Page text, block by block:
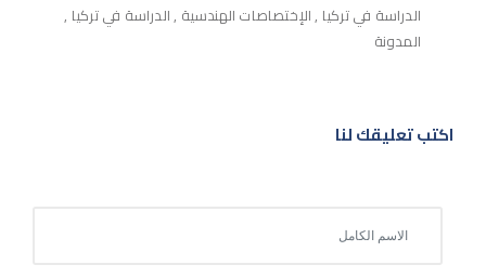
الدراسة في تركيا ,الإختصاصات الهندسية ,الدراسة في تركيا ,
المدونة
اكتب تعليقك لنا